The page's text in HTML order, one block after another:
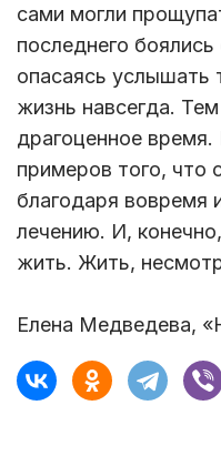
сами могли
последнего
опасаясь услышать
жизнь навсегда.
драгоценное
примеров того, что
благодаря вовремя
лечению. И,
жить. Жить,
Елена Медведева,